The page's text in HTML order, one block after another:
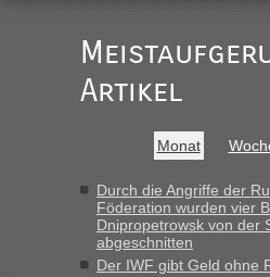
Ist korrekt, aber ich finde man
darauf hinweisen können.
War aber nicht "böse" gemeint ...
buchbar - warum auch immer ...
Hab´s versucht - bekomme aber
Strecke fahren wir nicht"
Artikel
Monat
Durch die Angriffe der
Föderation wurden vier
Dnipropetrowsk von der
abgeschnitten
Der IWF gibt Geld ohne